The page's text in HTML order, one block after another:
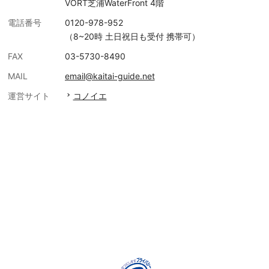
VORT芝浦WaterFront 4階
電話番号
0120-978-952
（8~20時 土日祝日も受付 携帯可）
FAX
03-5730-8490
MAIL
email@kaitai-guide.net
運営サイト
コノイエ